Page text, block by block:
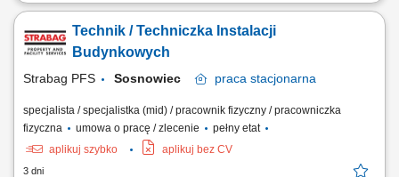
grzewczych). Bieżąca konserwacja oraz wykonywanie przeglądów
technicznych systemów w obiekcie. Diagnozowanie i usuwanie awarii
Technik / Techniczka Instalacji
Budynkowych
Strabag PFS Sosnowiec praca stacjonarna
specjalista / specjalistka (mid) / pracownik fizyczny / pracowniczka
fizyczna
umowa o pracę / zlecenie
pełny etat
aplikuj szybko
aplikuj bez CV
3 dni